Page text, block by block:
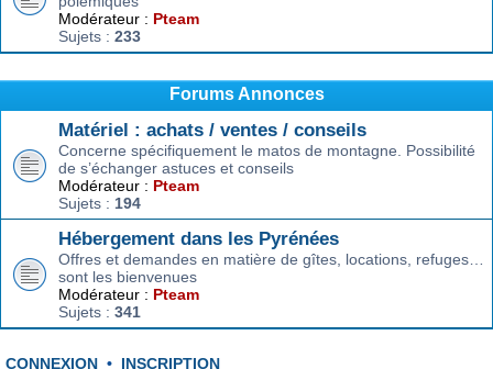
Modérateur : Pteam
Sujets : 233
Forums Annonces
Matériel : achats / ventes / conseils
Concerne spécifiquement le matos de montagne. Possibilité
de s’échanger astuces et conseils
Modérateur : Pteam
Sujets : 194
Hébergement dans les Pyrénées
Offres et demandes en matière de gîtes, locations, refuges…
sont les bienvenues
Modérateur : Pteam
Sujets : 341
CONNEXION • INSCRIPTION